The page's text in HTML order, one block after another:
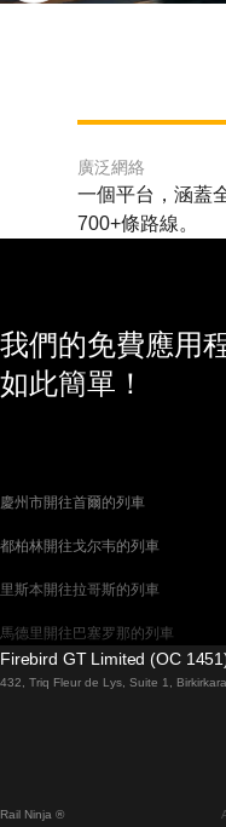
廣泛網絡
一個平台，涵蓋
700+條路線。
我們的免費應用
如此簡單！
慶州市開往首爾的列車
都柏林開往戈尔韦的列車
里斯本開往拉哥斯的列車
馬德里開往巴塞罗那的列車
巴塞罗那開往馬德里的列車
首爾開往蔚山廣域市的列車
Firebird GT Limited (OC
432, Triq Fleur de Lys, Suite 1,
Rail Ninja ®